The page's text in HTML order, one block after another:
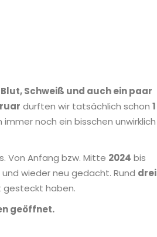
Blut, Schweiß und auch ein paar
durften wir tatsächlich schon 1
noch ein bisschen unwirklich
Von Anfang bzw. Mitte 2024 bis
wieder neu gedacht. Rund drei
gesteckt haben.
geöffnet.